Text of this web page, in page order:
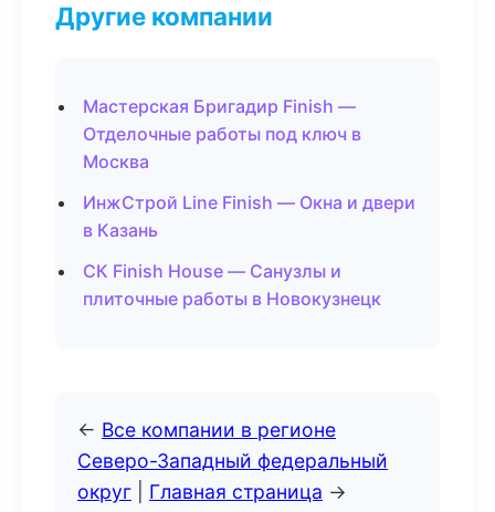
Другие компании
Мастерская Бригадир Finish —
Отделочные работы под ключ в
Москва
ИнжСтрой Line Finish — Окна и двери
в Казань
СК Finish House — Санузлы и
плиточные работы в Новокузнецк
← Все компании в регионе
Северо-Западный федеральный
округ
Главная страница →